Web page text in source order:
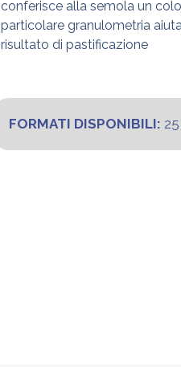
conferisce alla semola un
particolare granulometria
risultato di pastificazione
FORMATI DISPONIBILI: